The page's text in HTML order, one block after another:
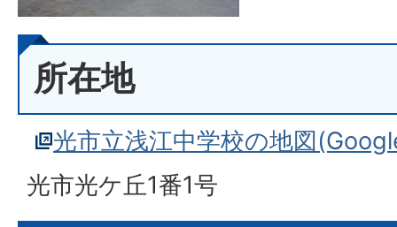
所在地
光市立浅江中学校の地図
光市光ケ丘1番1号